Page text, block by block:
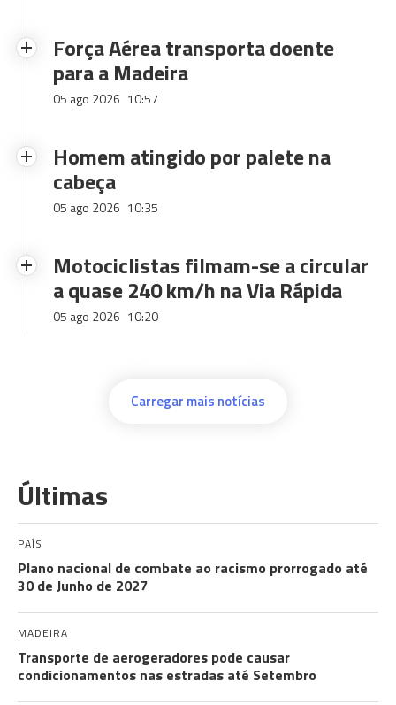
Força Aérea transporta doente
para a Madeira
05 ago 2026 10:57
Homem atingido por palete na
cabeça
05 ago 2026 10:35
Motociclistas filmam-se a circular
a quase 240 km/h na Via Rápida
05 ago 2026 10:20
Carregar mais notícias
Últimas
PAÍS
Plano nacional de combate ao racismo prorrogado até
30 de Junho de 2027
MADEIRA
Transporte de aerogeradores pode causar
condicionamentos nas estradas até Setembro